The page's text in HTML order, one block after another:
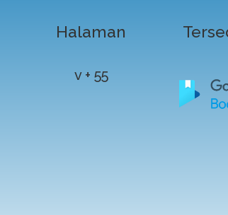
Halaman
v + 55